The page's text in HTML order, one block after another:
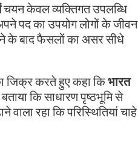
चयन केवल व्यक्तिगत उपलब्धि
पद का उपयोग लोगों के जीवन
के बाद फैसलों का असर सीधे
जिक्र करते हुए कहा किभारत
कि साधारण पृष्ठभूमि से
रहा कि परिस्थितियां चाहे